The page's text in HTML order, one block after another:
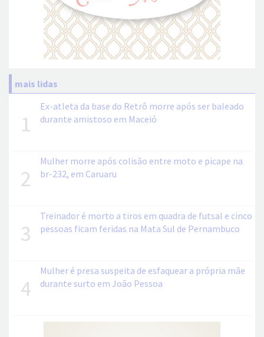
mais lidas
1
Ex-atleta da base do Retrô morre após ser baleado
durante amistoso em Maceió
2
Mulher morre após colisão entre moto e picape na
br-232, em Caruaru
3
Treinador é morto a tiros em quadra de futsal e cinco
pessoas ficam feridas na Mata Sul de Pernambuco
4
Mulher é presa suspeita de esfaquear a própria mãe
durante surto em João Pessoa